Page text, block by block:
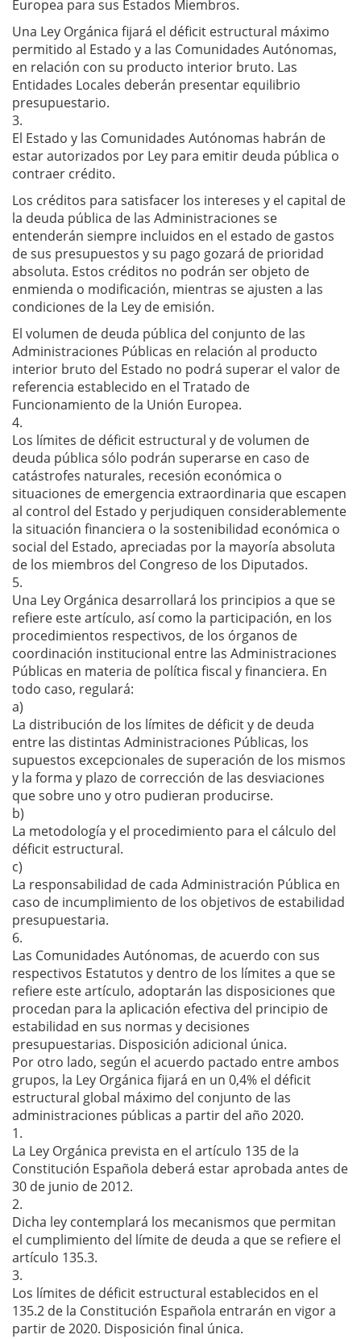
Europea para sus Estados Miembros.
Una Ley Orgánica fijará el déficit estructural máximo
permitido al Estado y a las Comunidades Autónomas,
en relación con su producto interior bruto. Las
Entidades Locales deberán presentar equilibrio
presupuestario.
3.
El Estado y las Comunidades Autónomas habrán de
estar autorizados por Ley para emitir deuda pública o
contraer crédito.
Los créditos para satisfacer los intereses y el capital de
la deuda pública de las Administraciones se
entenderán siempre incluidos en el estado de gastos
de sus presupuestos y su pago gozará de prioridad
absoluta. Estos créditos no podrán ser objeto de
enmienda o modificación, mientras se ajusten a las
condiciones de la Ley de emisión.
El volumen de deuda pública del conjunto de las
Administraciones Públicas en relación al producto
interior bruto del Estado no podrá superar el valor de
referencia establecido en el Tratado de
Funcionamiento de la Unión Europea.
4.
Los límites de déficit estructural y de volumen de
deuda pública sólo podrán superarse en caso de
catástrofes naturales, recesión económica o
situaciones de emergencia extraordinaria que escapen
al control del Estado y perjudiquen considerablemente
la situación financiera o la sostenibilidad económica o
social del Estado, apreciadas por la mayoría absoluta
de los miembros del Congreso de los Diputados.
5.
Una Ley Orgánica desarrollará los principios a que se
refiere este artículo, así como la participación, en los
procedimientos respectivos, de los órganos de
coordinación institucional entre las Administraciones
Públicas en materia de política fiscal y financiera. En
todo caso, regulará:
a)
La distribución de los límites de déficit y de deuda
entre las distintas Administraciones Públicas, los
supuestos excepcionales de superación de los mismos
y la forma y plazo de corrección de las desviaciones
que sobre uno y otro pudieran producirse.
b)
La metodología y el procedimiento para el cálculo del
déficit estructural.
c)
La responsabilidad de cada Administración Pública en
caso de incumplimiento de los objetivos de estabilidad
presupuestaria.
6.
Las Comunidades Autónomas, de acuerdo con sus
respectivos Estatutos y dentro de los límites a que se
refiere este artículo, adoptarán las disposiciones que
procedan para la aplicación efectiva del principio de
estabilidad en sus normas y decisiones
presupuestarias. Disposición adicional única.
Por otro lado, según el acuerdo pactado entre ambos
grupos, la Ley Orgánica fijará en un 0,4% el déficit
estructural global máximo del conjunto de las
administraciones públicas a partir del año 2020.
1.
La Ley Orgánica prevista en el artículo 135 de la
Constitución Española deberá estar aprobada antes de
30 de junio de 2012.
2.
Dicha ley contemplará los mecanismos que permitan
el cumplimiento del límite de deuda a que se refiere el
artículo 135.3.
3.
Los límites de déficit estructural establecidos en el
135.2 de la Constitución Española entrarán en vigor a
partir de 2020. Disposición final única.